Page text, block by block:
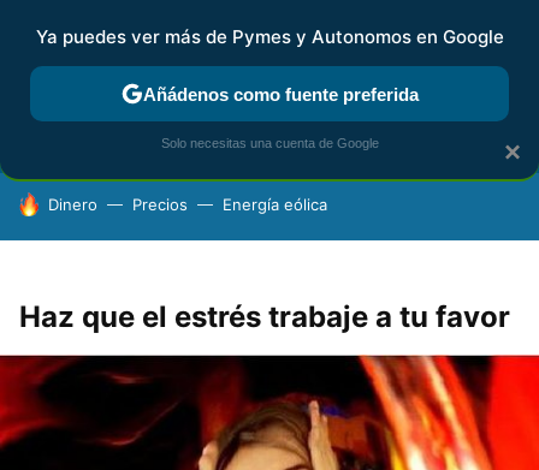
FISCALIDAD Y CONTABILIDAD KIT DIGITAL RENTA
HOY SE HABLA DE
Dinero Precios Energía eólica
Haz que el estrés trabaje a tu favor
×
Ya puedes ver más de Pymes y Autonomos en Google
Añádenos como fuente preferida
Solo necesitas una cuenta de Google